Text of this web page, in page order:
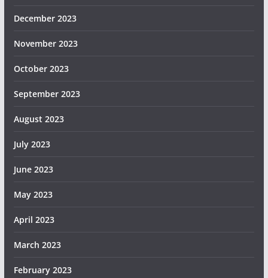
December 2023
November 2023
October 2023
September 2023
August 2023
July 2023
June 2023
May 2023
April 2023
March 2023
February 2023